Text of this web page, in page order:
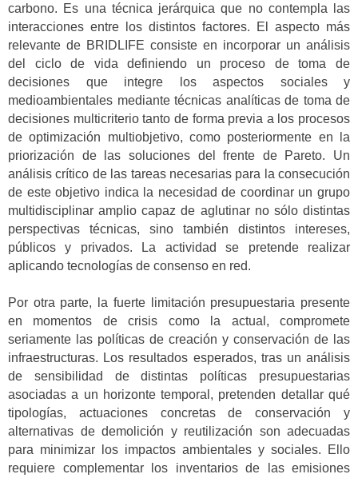
carbono. Es una técnica jerárquica que no contempla las
interacciones entre los distintos factores. El aspecto más
relevante de BRIDLIFE consiste en incorporar un análisis
del ciclo de vida definiendo un proceso de toma de
decisiones que integre los aspectos sociales y
medioambientales mediante técnicas analíticas de toma de
decisiones multicriterio tanto de forma previa a los procesos
de optimización multiobjetivo, como posteriormente en la
priorización de las soluciones del frente de Pareto. Un
análisis crítico de las tareas necesarias para la consecución
de este objetivo indica la necesidad de coordinar un grupo
multidisciplinar amplio capaz de aglutinar no sólo distintas
perspectivas técnicas, sino también distintos intereses,
públicos y privados. La actividad se pretende realizar
aplicando tecnologías de consenso en red.
Por otra parte, la fuerte limitación presupuestaria presente
en momentos de crisis como la actual, compromete
seriamente las políticas de creación y conservación de las
infraestructuras. Los resultados esperados, tras un análisis
de sensibilidad de distintas políticas presupuestarias
asociadas a un horizonte temporal, pretenden detallar qué
tipologías, actuaciones concretas de conservación y
alternativas de demolición y reutilización son adecuadas
para minimizar los impactos ambientales y sociales. Ello
requiere complementar los inventarios de las emisiones